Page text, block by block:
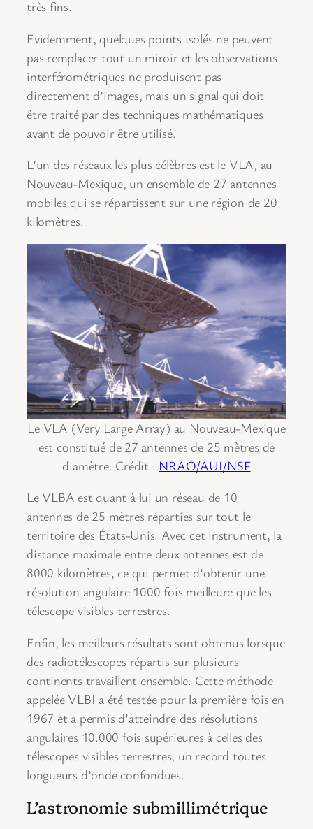
très fins.
Evidemment, quelques points isolés ne peuvent
pas remplacer tout un miroir et les observations
interférométriques ne produisent pas
directement d’images, mais un signal qui doit
être traité par des techniques mathématiques
avant de pouvoir être utilisé.
L’un des réseaux les plus célèbres est le VLA, au
Nouveau-Mexique, un ensemble de 27 antennes
mobiles qui se répartissent sur une région de 20
kilomètres.
Le VLA (Very Large Array) au Nouveau-Mexique
est constitué de 27 antennes de 25 mètres de
diamètre. Crédit : NRAO/AUI/NSF
Le VLBA est quant à lui un réseau de 10
antennes de 25 mètres réparties sur tout le
territoire des États-Unis. Avec cet instrument, la
distance maximale entre deux antennes est de
8000 kilomètres, ce qui permet d’obtenir une
résolution angulaire 1000 fois meilleure que les
télescope visibles terrestres.
Enfin, les meilleurs résultats sont obtenus lorsque
des radiotélescopes répartis sur plusieurs
continents travaillent ensemble. Cette méthode
appelée VLBI a été testée pour la première fois en
1967 et a permis d’atteindre des résolutions
angulaires 10.000 fois supérieures à celles des
télescopes visibles terrestres, un record toutes
longueurs d’onde confondues.
L’astronomie submillimétrique